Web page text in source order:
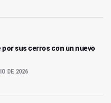
por sus cerros con un nuevo
DE 2026